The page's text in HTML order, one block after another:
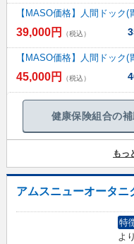
【MASO価格】人間ドック
39,000円 （税込）
【MASO価格】人間ドック
45,000円 （税込）
健康保険組合の
もっ
アムスニューオータニ
特
よ